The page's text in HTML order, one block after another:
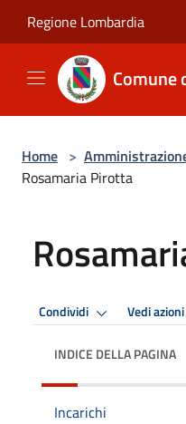
Regione Lombardia
Comune
Home >
Rosamaria Pirotta
Condividi Vedi azioni
INDICE DELLA PAGINA
Incarichi